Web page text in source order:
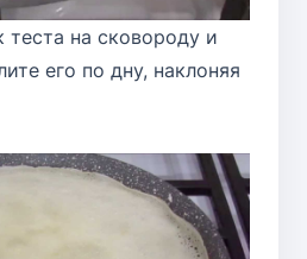
теста на сковороду и
его по дну, наклоняя